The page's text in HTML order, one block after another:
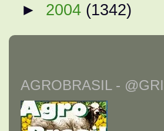
► 2004 (1342)
AGROBRASIL -